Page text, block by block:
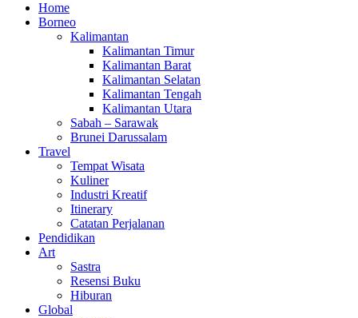
Home
Borneo
Kalimantan
Kalimantan Timur
Kalimantan Barat
Kalimantan Selatan
Kalimantan Tengah
Kalimantan Utara
Sabah – Sarawak
Brunei Darussalam
Travel
Tempat Wisata
Kuliner
Industri Kreatif
Itinerary
Catatan Perjalanan
Pendidikan
Art
Sastra
Resensi Buku
Hiburan
Global